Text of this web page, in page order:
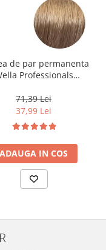
de par permanenta
Professionals
Deschis Natural, 60
ml
71,39 Lei
37,99 Lei
ADAUGA IN COS